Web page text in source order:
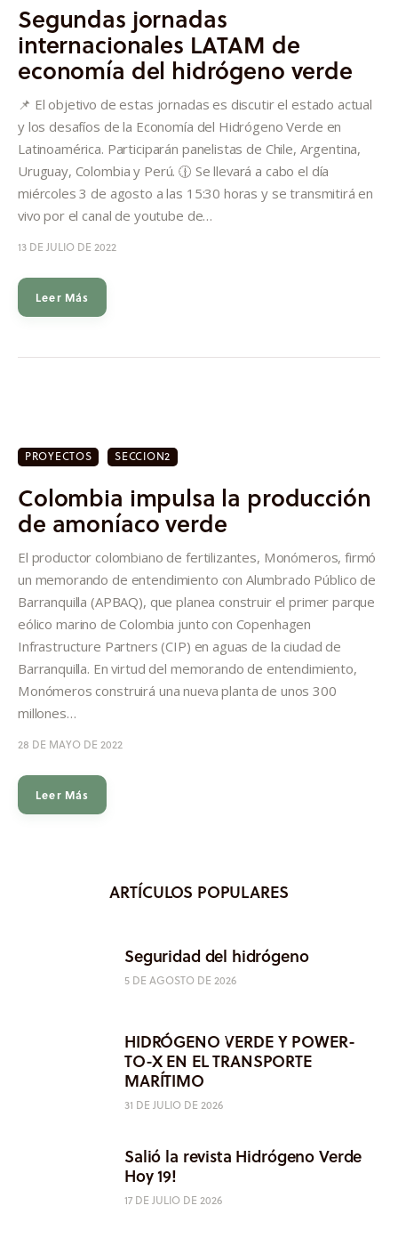
Segundas jornadas
internacionales LATAM de
economía del hidrógeno verde
📌 El objetivo de estas jornadas es discutir el estado actual
y los desafíos de la Economía del Hidrógeno Verde en
Latinoamérica. Participarán panelistas de Chile, Argentina,
Uruguay, Colombia y Perú. 🕧 Se llevará a cabo el día
miércoles 3 de agosto a las 15:30 horas y se transmitirá en
vivo por el canal de youtube de…
13 DE JULIO DE 2022
Leer Más
PROYECTOS SECCION2
Colombia impulsa la producción
de amoníaco verde
El productor colombiano de fertilizantes, Monómeros, firmó
un memorando de entendimiento con Alumbrado Público de
Barranquilla (APBAQ), que planea construir el primer parque
eólico marino de Colombia junto con Copenhagen
Infrastructure Partners (CIP) en aguas de la ciudad de
Barranquilla. En virtud del memorando de entendimiento,
Monómeros construirá una nueva planta de unos 300
millones…
28 DE MAYO DE 2022
Leer Más
ARTÍCULOS POPULARES
Seguridad del hidrógeno
5 DE AGOSTO DE 2026
HIDRÓGENO VERDE Y POWER-
TO-X EN EL TRANSPORTE
MARÍTIMO
31 DE JULIO DE 2026
Salió la revista Hidrógeno Verde
Hoy 19!
17 DE JULIO DE 2026